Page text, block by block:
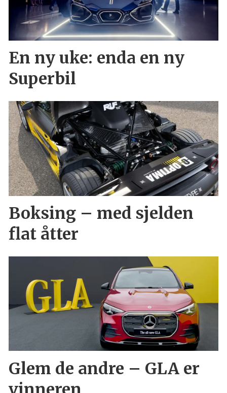
En ny uke: enda en ny
Superbil
Boksing – med sjelden
flat åtter
Glem de andre – GLA er